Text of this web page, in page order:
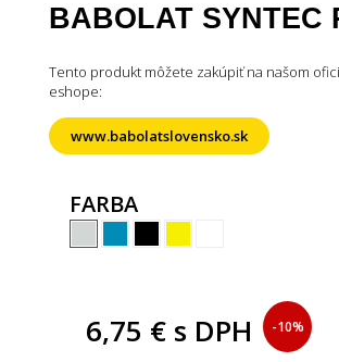
BABOLAT SYNTEC
Tento produkt môžete zakúpiť na našom
eshope:
www.babolatslovensko.sk
FARBA
6,75 € s DPH -10%